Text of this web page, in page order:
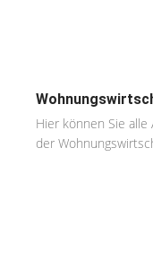
Hier können Sie
der